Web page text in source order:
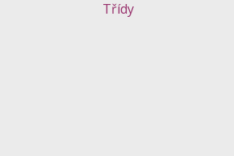
Třídy